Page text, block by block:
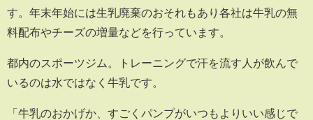
す。年末年始には生乳廃棄のおそれもあり各社は牛乳の無
料配布やチーズの増量などを行っています。
都内のスポーツジム。トレーニングで汗を流す人が飲んで
いるのは水ではなく牛乳です。
「牛乳のおかげか、すごくパンプがいつもよりいい感じで